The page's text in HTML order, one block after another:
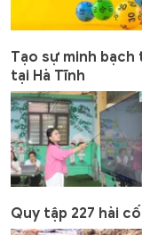
Tạo sự minh
tại Hà Tĩnh
Quy tập 227 hài